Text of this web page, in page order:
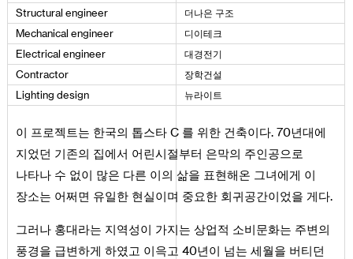
Structural engineer
더나은 구조
Mechanical engineer
디이테크
Electrical engineer
대경전기
Contractor
장학건설
Lighting design 뉴라이트
이 프로젝트는 한국의 톱스타 C 를 위한 건축이다. 70년대에
지었던 기존의 집에서 어린시절부터 은막의 주인공으로
나타나 수 없이 많은 다른 이의 삶을 표현해온 그녀에게 이
장소는 어쩌면 유일한 현실이며 중요한 회귀공간이었을 게다.
그러나 홍대라는 지역성이 가지는 상업적 소비문화는 주변의
풍경을 급변하게 하였고 이윽고 40년이 넘는 세월을 버티던